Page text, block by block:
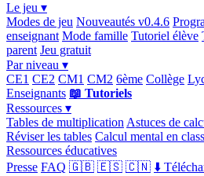
Le jeu ▾
Modes de jeu Nouveautés v0.4.6
enseignant Mode famille Tutoriel élève
parent Jeu gratuit
Par niveau ▾
CE1 CE2 CM1 CM2 6ème Collège
Enseignants 📖 Tutoriels
Ressources ▾
Tables de multiplication Astuces de
Réviser les tables Calcul mental en
Ressources éducatives
Presse FAQ 🇬🇧 🇪🇸 🇨🇳 ⬇️